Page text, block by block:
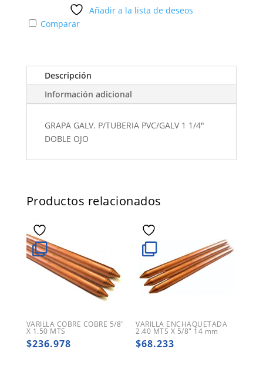
Añadir a la lista de deseos
Comparar
Descripción
Información adicional
GRAPA GALV. P/TUBERIA PVC/GALV 1 1/4"
DOBLE OJO
Productos relacionados
VARILLA COBRE COBRE 5/8″
X 1.50 MTS
$236.978
VARILLA ENCHAQUETADA
2.40 MTS X 5/8″ 14 mm
$68.233